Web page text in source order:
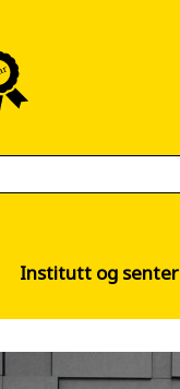
Institutt og senter